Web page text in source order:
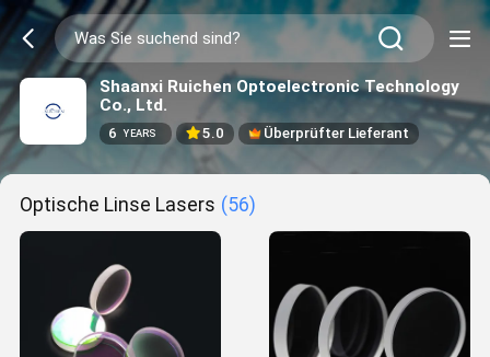
Shaanxi Ruichen Optoelectronic Technology
Co., Ltd.
6 YEARS 5.0 Überprüfter Lieferant
Optische Linse Lasers (56)